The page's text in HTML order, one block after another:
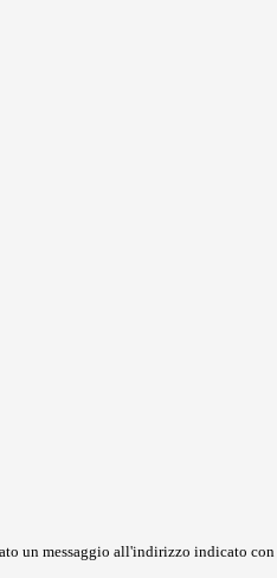
un messaggio all'indirizzo indicato